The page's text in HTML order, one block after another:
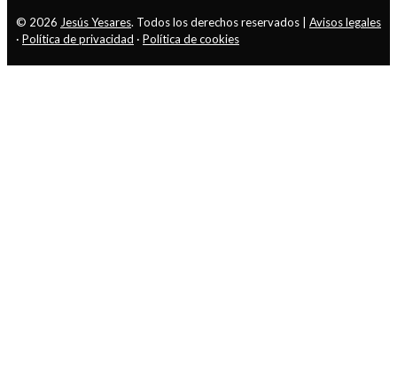
© 2026 Jesús Yesares. Todos los derechos reservados | Avisos legales
· Política de privacidad · Política de cookies